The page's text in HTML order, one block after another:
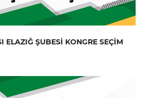
ELAZIĞ ŞUBESİ KONGRE SEÇİM